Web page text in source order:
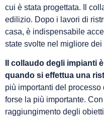
cui è stata progettata. Il
edilizio. Dopo i lavori di
casa, è indispensabile
state svolte nel migliore dei
Il collaudo degli impianti
quando si effettua una
più importanti del
forse la più importante.
raggiungimento degli